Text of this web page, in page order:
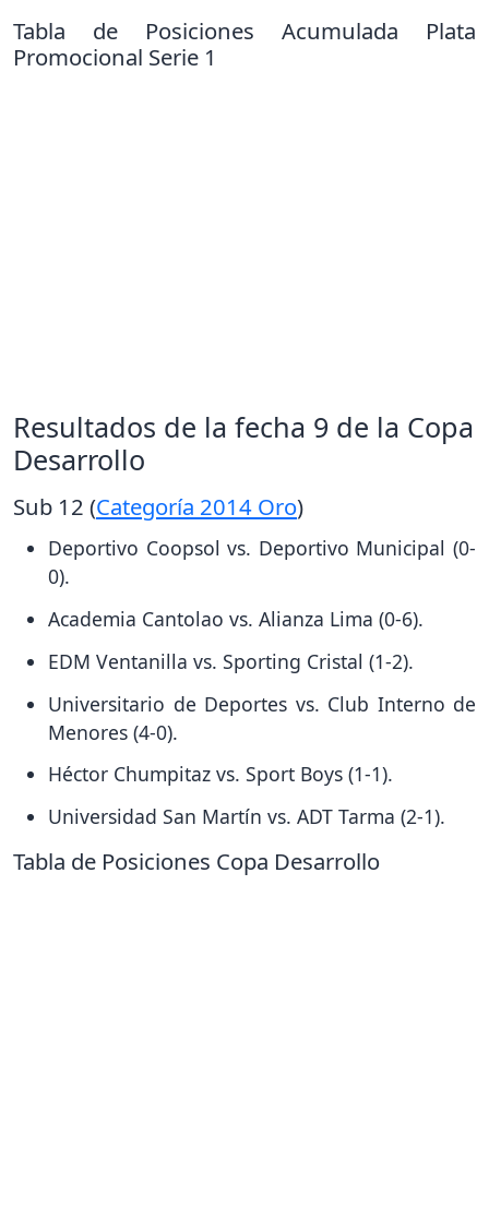
Tabla de Posiciones Acumulada Plata
Promocional Serie 1
Resultados de la fecha 9 de la Copa
Desarrollo
Sub 12 (Categoría 2014 Oro)
Deportivo Coopsol vs. Deportivo Municipal (0-
0).
Academia Cantolao vs. Alianza Lima (0-6).
EDM Ventanilla vs. Sporting Cristal (1-2).
Universitario de Deportes vs. Club Interno de
Menores (4-0).
Héctor Chumpitaz vs. Sport Boys (1-1).
Universidad San Martín vs. ADT Tarma (2-1).
Tabla de Posiciones Copa Desarrollo